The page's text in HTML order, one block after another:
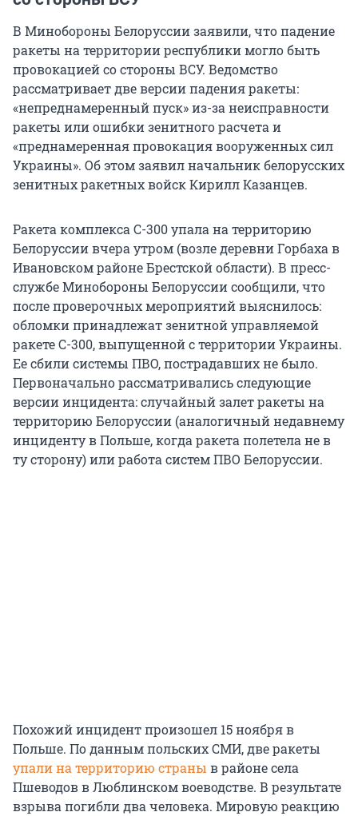
В Минобороны Белоруссии заявили, что падение
ракеты на территории республики могло быть
провокацией со стороны ВСУ. Ведомство
рассматривает две версии падения ракеты:
«непреднамеренный пуск» из-за неисправности
ракеты или ошибки зенитного расчета и
«преднамеренная провокация вооруженных сил
Украины». Об этом заявил начальник белорусских
зенитных ракетных войск Кирилл Казанцев.
Ракета комплекса С-300 упала на территорию
Белоруссии вчера утром (возле деревни Горбаха в
Ивановском районе Брестской области). В пресс-
службе Минобороны Белоруссии сообщили, что
после проверочных мероприятий выяснилось:
обломки принадлежат зенитной управляемой
ракете С-300, выпущенной с территории Украины.
Ее сбили системы ПВО, пострадавших не было.
Первоначально рассматривались следующие
версии инцидента: случайный залет ракеты на
территорию Белоруссии (аналогичный недавнему
инциденту в Польше, когда ракета полетела не в
ту сторону) или работа систем ПВО Белоруссии.
Похожий инцидент произошел 15 ноября в
Польше. По данным польских СМИ, две ракеты
упали на территорию страны в районе села
Пшеводов в Люблинском воеводстве. В результате
взрыва погибли два человека. Мировую реакцию